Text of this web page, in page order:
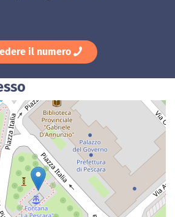
il numero